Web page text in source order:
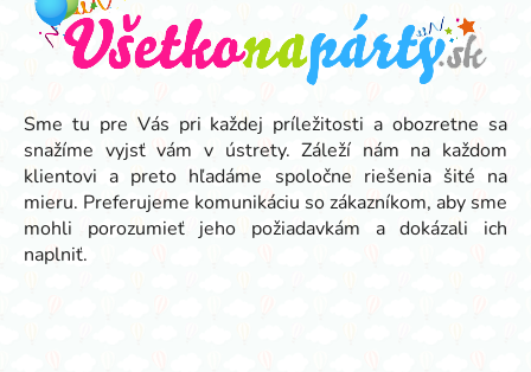
Sme tu pre Vás pri každej príležitosti a obozretne sa
snažíme vyjsť vám v ústrety. Záleží nám na každom
klientovi a preto hľadáme spoločne riešenia šité na
mieru. Preferujeme komunikáciu so zákazníkom, aby sme
mohli porozumieť jeho požiadavkám a dokázali ich
naplniť.